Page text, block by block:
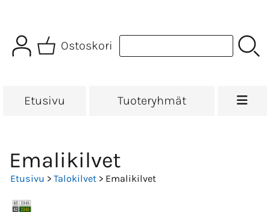
Ostoskori
Etusivu Tuoteryhmät
Emalikilvet
Etusivu > Talokilvet > Emalikilvet